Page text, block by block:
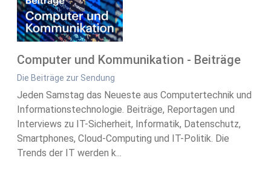
Computer und Kommunikation - Beiträge
Die Beiträge zur Sendung
Jeden Samstag das Neueste aus Computertechnik und
Informationstechnologie. Beiträge, Reportagen und
Interviews zu IT-Sicherheit, Informatik, Datenschutz,
Smartphones, Cloud-Computing und IT-Politik. Die
Trends der IT werden k...